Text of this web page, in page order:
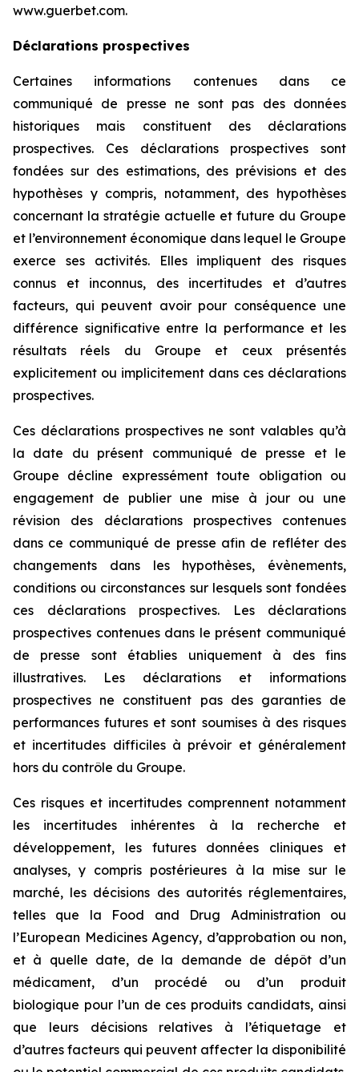
www.guerbet.com.
Déclarations prospectives
Certaines informations contenues dans ce
communiqué de presse ne sont pas des données
historiques mais constituent des déclarations
prospectives. Ces déclarations prospectives sont
fondées sur des estimations, des prévisions et des
hypothèses y compris, notamment, des hypothèses
concernant la stratégie actuelle et future du Groupe
et l’environnement économique dans lequel le Groupe
exerce ses activités. Elles impliquent des risques
connus et inconnus, des incertitudes et d’autres
facteurs, qui peuvent avoir pour conséquence une
différence significative entre la performance et les
résultats réels du Groupe et ceux présentés
explicitement ou implicitement dans ces déclarations
prospectives.
Ces déclarations prospectives ne sont valables qu’à
la date du présent communiqué de presse et le
Groupe décline expressément toute obligation ou
engagement de publier une mise à jour ou une
révision des déclarations prospectives contenues
dans ce communiqué de presse afin de refléter des
changements dans les hypothèses, évènements,
conditions ou circonstances sur lesquels sont fondées
ces déclarations prospectives. Les déclarations
prospectives contenues dans le présent communiqué
de presse sont établies uniquement à des fins
illustratives. Les déclarations et informations
prospectives ne constituent pas des garanties de
performances futures et sont soumises à des risques
et incertitudes difficiles à prévoir et généralement
hors du contrôle du Groupe.
Ces risques et incertitudes comprennent notamment
les incertitudes inhérentes à la recherche et
développement, les futures données cliniques et
analyses, y compris postérieures à la mise sur le
marché, les décisions des autorités réglementaires,
telles que la Food and Drug Administration ou
l’European Medicines Agency, d’approbation ou non,
et à quelle date, de la demande de dépôt d’un
médicament, d’un procédé ou d’un produit
biologique pour l’un de ces produits candidats, ainsi
que leurs décisions relatives à l’étiquetage et
d’autres facteurs qui peuvent affecter la disponibilité